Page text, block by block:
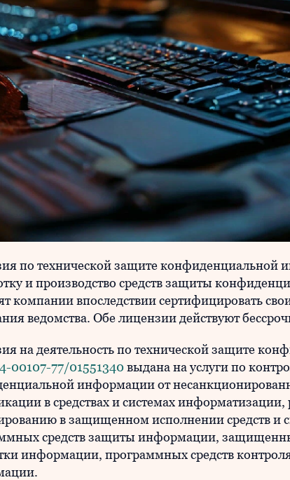
по технической защите конфиденциальной
и производство средств защиты
компании впоследствии сертифицировать
ведомства. Обе лицензии действуют
на деятельность по технической защите
00107-77/01551340выдана на услуги по
информации от
в средствах и системах информатизации,
в защищенном исполнении средств и
средств защиты информации,
информации, программных средств